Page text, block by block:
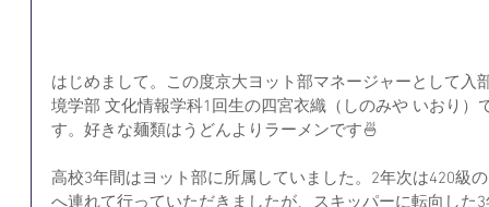
はじめまして。この度京大ヨット部マネージャーとして入
境学部 文化情報学科1回生の四宮衣織（しのみや いおり）
す。好きな麺類はうどんよりラーメンです🍜
高校3年間はヨット部に所属していました。2年次は420級
へ連れて行っていただきましたが、スキッパーに転向した